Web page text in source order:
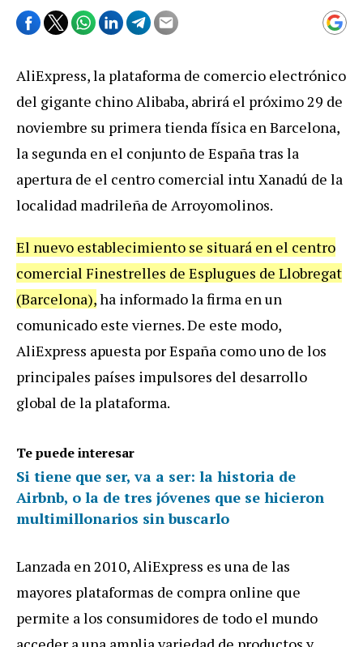
AliExpress, la plataforma de comercio electrónico
del gigante chino Alibaba, abrirá el próximo 29 de
noviembre su primera tienda física en Barcelona,
la segunda en el conjunto de España tras la
apertura de el centro comercial intu Xanadú de la
localidad madrileña de Arroyomolinos.
El nuevo establecimiento se situará en el centro
comercial Finestrelles de Esplugues de Llobregat
(Barcelona),ha informado la firma en un
comunicado este viernes. De este modo,
AliExpress apuesta por España como uno de los
principales países impulsores del desarrollo
global de la plataforma.
Te puede interesar
Si tiene que ser, va a ser: la historia de
Airbnb, o la de tres jóvenes que se hicieron
multimillonarios sin buscarlo
Lanzada en 2010, AliExpress es una de las
mayores plataformas de compra online que
permite a los consumidores de todo el mundo